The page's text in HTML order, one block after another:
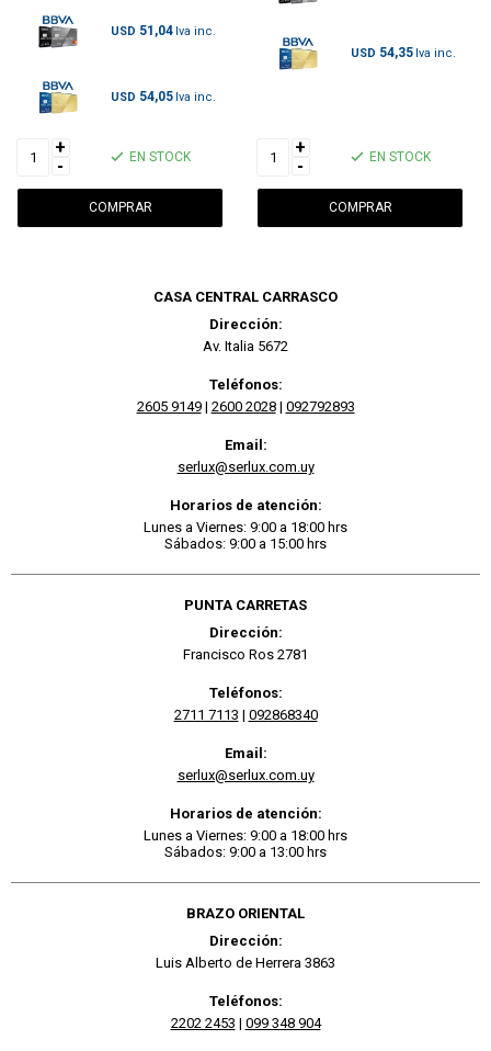
USD 51,04
USD 54,05
+
-
EN STOCK
USD 54,35
+
-
EN STOCK
CASA CENTRAL CARRASCO
Dirección:
Av. Italia 5672
Teléfonos:
2605 9149| 2600 2028| 092792893
Email:
serlux@serlux.com.uy
Horarios de atención:
Lunes a Viernes: 9:00 a 18:00 hrs
Sábados: 9:00 a 15:00 hrs
PUNTA CARRETAS
Dirección:
Francisco Ros 2781
Teléfonos:
2711 7113 | 092868340
Email:
serlux@serlux.com.uy
Horarios de atención:
Lunes a Viernes: 9:00 a 18:00 hrs
Sábados: 9:00 a 13:00 hrs
BRAZO ORIENTAL
Dirección:
Luis Alberto de Herrera 3863
Teléfonos:
2202 2453 | 099 348 904